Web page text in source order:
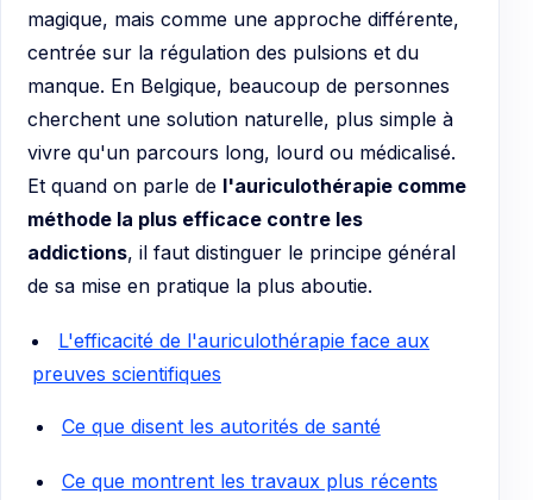
magique, mais comme une approche différente,
centrée sur la régulation des pulsions et du
manque. En Belgique, beaucoup de personnes
cherchent une solution naturelle, plus simple à
vivre qu'un parcours long, lourd ou médicalisé.
Et quand on parle de l'auriculothérapie comme
méthode la plus efficace contre les
addictions, il faut distinguer le principe général
de sa mise en pratique la plus aboutie.
L'efficacité de l'auriculothérapie face aux
preuves scientifiques
Ce que disent les autorités de santé
Ce que montrent les travaux plus récents